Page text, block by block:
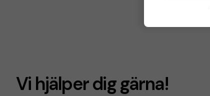
Vi hjälper dig gärna!